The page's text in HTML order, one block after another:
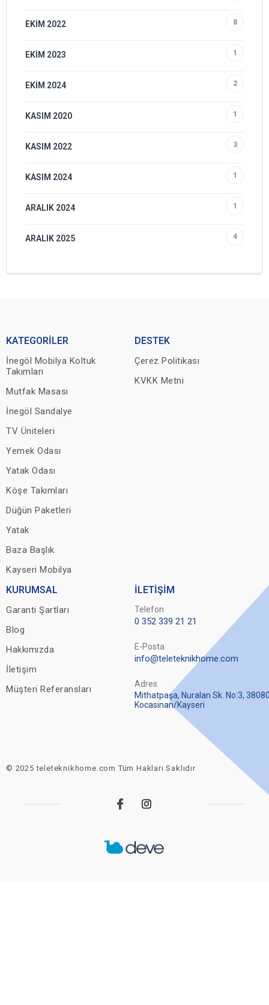
EKIM 2022 8
EKIM 2023 1
EKIM 2024 2
KASIM 2020 1
KASIM 2022 3
KASIM 2024 1
ARALIK 2024 1
ARALIK 2025 4
KATEGORİLER
İnegöl Mobilya Koltuk
Takımları
Mutfak Masası
İnegöl Sandalye
TV Üniteleri
Yemek Odası
Yatak Odası
Köşe Takımları
Düğün Paketleri
Yatak
Baza Başlık
Kayseri Mobilya
DESTEK
Çerez Politikası
KVKK Metni
KURUMSAL
Garanti Şartları
Blog
Hakkımızda
İletişim
Müşteri Referansları
İLETİŞİM
Telefon
0 352 339 21 21
E-Posta
info@teleteknikhome.com
Adres
Mithatpaşa, Nuralan Sk. No:3,
Kocasinan/Kayseri
© 2025 teleteknikhome.com Tüm Hakları Saklıdır